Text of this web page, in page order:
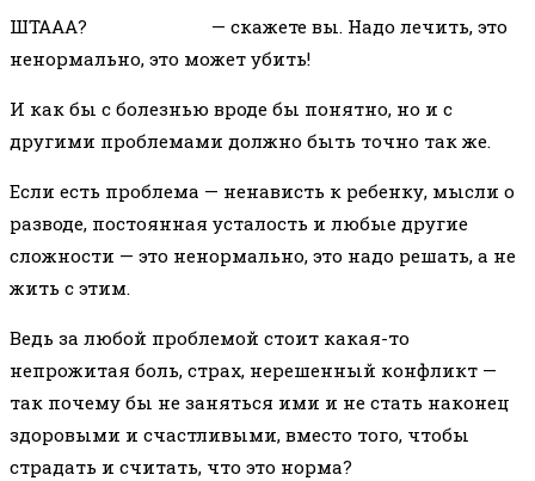
ШТААА?
— скажете вы. Надо лечить, это
ненормально, это может убить!
И как бы с болезнью вроде бы понятно, но и с
другими проблемами должно быть точно так же.
Если есть проблема — ненависть к ребенку, мысли о
разводе, постоянная усталость и любые другие
сложности — это ненормально, это надо решать, а не
жить с этим.
Ведь за любой проблемой стоит какая-то
непрожитая боль, страх, нерешенный конфликт —
так почему бы не заняться ими и не стать наконец
здоровыми и счастливыми, вместо того, чтобы
страдать и считать, что это норма?